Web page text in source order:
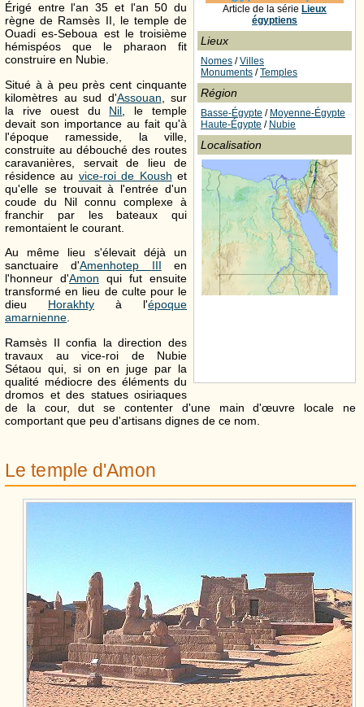
Article de la série Lieux
égyptiens
Lieux
Nomes /Villes
Monuments /Temples
Région
Basse-Égypte / Moyenne-Égypte
Haute-Égypte / Nubie
Localisation
Érigé entre l'an 35 et l'an 50 du
règne de Ramsès II, le temple de
Ouadi es-Seboua est le troisième
hémispéos que le pharaon fit
construire en Nubie.
Situé à à peu près cent cinquante
kilomètres au sud d'Assouan , sur
la rive ouest du Nil , le temple
devait son importance au fait qu'à
l'époque ramesside, la ville,
construite au débouché des routes
caravanières, servait de lieu de
résidence au vice-roi de Koush et
qu'elle se trouvait à l'entrée d'un
coude du Nil connu complexe à
franchir par les bateaux qui
remontaient le courant.
Au même lieu s'élevait déjà un
sanctuaire d'Amenhotep III en
l'honneur d'Amon qui fut ensuite
transformé en lieu de culte pour le
dieu Horakhty à l'époque
amarnienne
Ramsès II confia la direction des
travaux au vice-roi de Nubie
Sétaou qui, si on en juge par la
qualité médiocre des éléments du
dromos et des statues osiriaques
de la cour, dut se contenter d'une main d'œuvre locale ne
comportant que peu d'artisans dignes de ce nom.
Le temple d'Amon